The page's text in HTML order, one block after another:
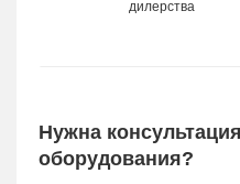
дилерства
Нужна
оборудования?